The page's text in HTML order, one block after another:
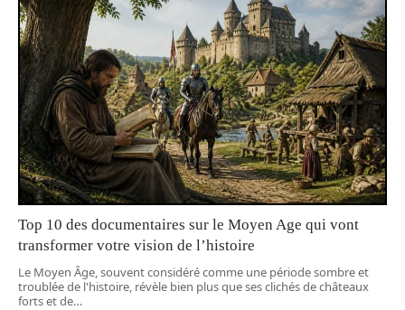
Top 10 des documentaires sur le Moyen Age qui vont
transformer votre vision de l’histoire
Le Moyen Âge, souvent considéré comme une période sombre et
troublée de l'histoire, révèle bien plus que ses clichés de châteaux
forts et de…